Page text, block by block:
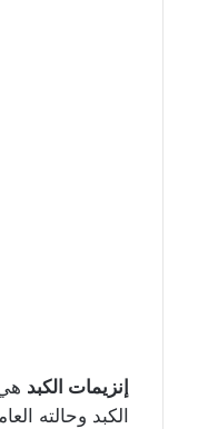
إنزيمات الكبد
الكبد وحالته